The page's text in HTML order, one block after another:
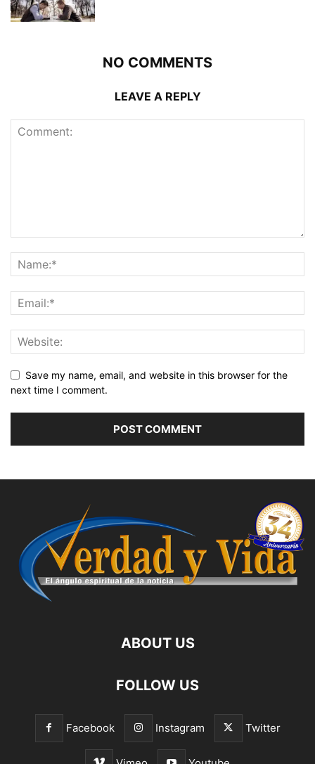
NO COMMENTS
LEAVE A REPLY
Save my name, email, and website in this browser for the
next time I comment.
ABOUT US
FOLLOW US
Facebook Instagram Twitter